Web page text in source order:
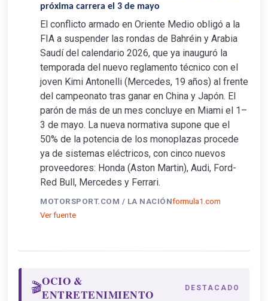
próxima carrera el 3 de mayo
El conflicto armado en Oriente Medio obligó a la
FIA a suspender las rondas de Bahréin y Arabia
Saudí del calendario 2026, que ya inauguró la
temporada del nuevo reglamento técnico con el
joven Kimi Antonelli (Mercedes, 19 años) al frente
del campeonato tras ganar en China y Japón. El
parón de más de un mes concluye en Miami el 1–
3 de mayo. La nueva normativa supone que el
50% de la potencia de los monoplazas procede
ya de sistemas eléctricos, con cinco nuevos
proveedores: Honda (Aston Martin), Audi, Ford-
Red Bull, Mercedes y Ferrari.
MOTORSPORT.COM / LA NACIÓNformula1.com
Ver fuente
🎬OCIO &
ENTRETENIMIENTO
DESTACADO